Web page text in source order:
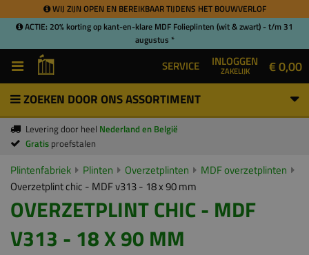
WIJ ZIJN OPEN EN BEREIKBAAR TIJDENS HET BOUWVERLOF
ACTIE: 20% korting op kant-en-klare MDF Folieplinten (wit & zwart) - t/m 31
augustus *
SERVICE INLOGGEN
ZAKELIJK € 0,00
ZOEKEN DOOR ONS ASSORTIMENT
Levering door heel Nederland en België
Gratis proefstalen
Plintenfabriek Plinten Overzetplinten
MDF overzetplinten
Overzetplint chic - MDF v313 - 18 x 90 mm
OVERZETPLINT CHIC - MDF
V313 - 18 X 90 MM